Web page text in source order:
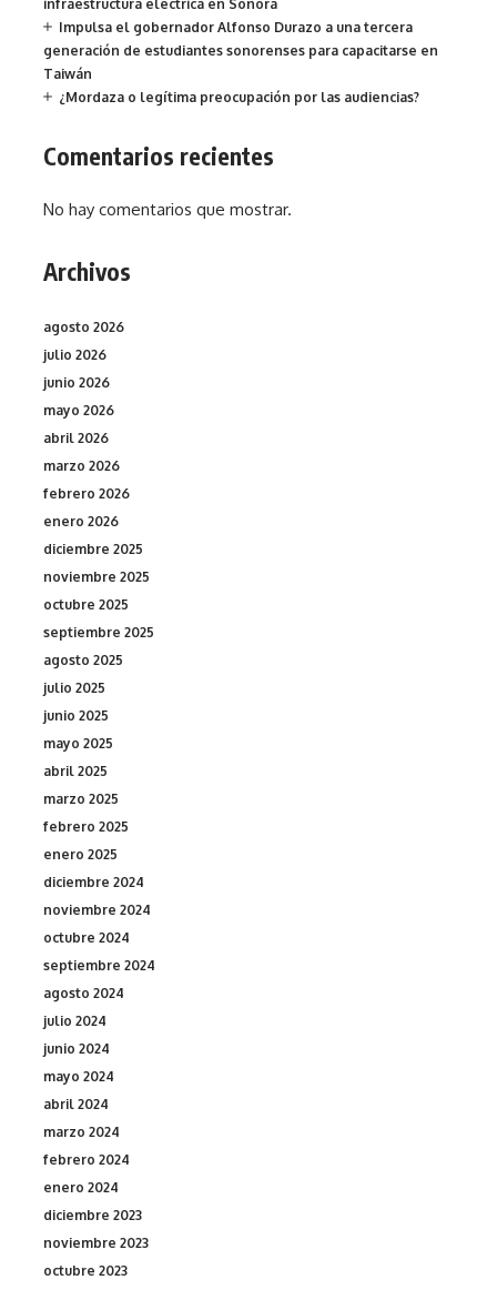
infraestructura eléctrica en Sonora
Impulsa el gobernador Alfonso Durazo a una tercera
generación de estudiantes sonorenses para capacitarse en
Taiwán
¿Mordaza o legítima preocupación por las audiencias?
Comentarios recientes
No hay comentarios que mostrar.
Archivos
agosto 2026
julio 2026
junio 2026
mayo 2026
abril 2026
marzo 2026
febrero 2026
enero 2026
diciembre 2025
noviembre 2025
octubre 2025
septiembre 2025
agosto 2025
julio 2025
junio 2025
mayo 2025
abril 2025
marzo 2025
febrero 2025
enero 2025
diciembre 2024
noviembre 2024
octubre 2024
septiembre 2024
agosto 2024
julio 2024
junio 2024
mayo 2024
abril 2024
marzo 2024
febrero 2024
enero 2024
diciembre 2023
noviembre 2023
octubre 2023